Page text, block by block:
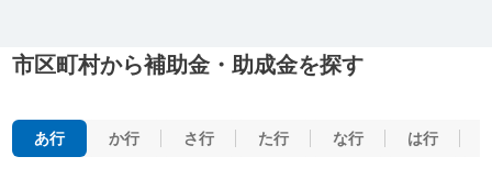
市区町村から補助金・助成金を探す
あ行 か行 さ行 た行 な行 は行